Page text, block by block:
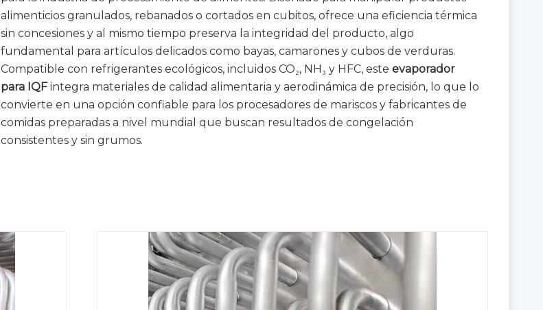
alimenticios granulados, rebanados o cortados en cubitos, ofrece una eficiencia térmica
sin concesiones y al mismo tiempo preserva la integridad del producto, algo
fundamental para artículos delicados como bayas, camarones y cubos de verduras.
Compatible con refrigerantes ecológicos, incluidos CO₂, NH₃ y HFC, este evaporador
para IQFintegra materiales de calidad alimentaria y aerodinámica de precisión, lo que lo
convierte en una opción confiable para los procesadores de mariscos y fabricantes de
comidas preparadas a nivel mundial que buscan resultados de congelación
consistentes y sin grumos.